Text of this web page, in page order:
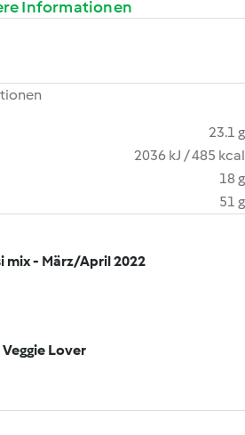
Informationen
23.1 g
2036 kJ / 485 kcal
18 g
51 g
mix - März/April 2022
Lover